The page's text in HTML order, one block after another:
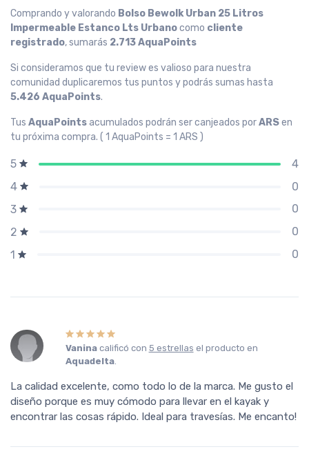
Comprando y valorando Bolso Bewolk Urban 25 Litros
Impermeable Estanco Lts Urbanocomo cliente
registrado, sumarás 2.713 AquaPoints
Si consideramos que tu review es valioso para nuestra
comunidad duplicaremos tus puntos y podrás sumas hasta
5.426 AquaPoints.
Tus AquaPointsacumulados podrán ser canjeados porARSen
tu próxima compra. ( 1 AquaPoints = 1 ARS )
5
4
4
0
3
0
2
0
1
0
Vaninacalificó con 5 estrellas el producto en
Aquadelta.
La calidad excelente, como todo lo de la marca. Me gusto el
diseño porque es muy cómodo para llevar en el kayak y
encontrar las cosas rápido. Ideal para travesías. Me encanto!